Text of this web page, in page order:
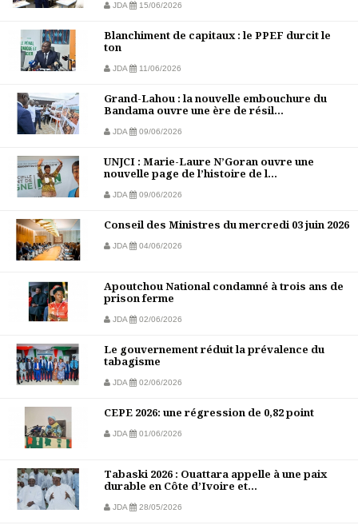
JDA 15/06/2026
Blanchiment de capitaux : le PPEF durcit le
ton
JDA 11/06/2026
Grand-Lahou : la nouvelle embouchure du
Bandama ouvre une ère de résil...
JDA 09/06/2026
UNJCI : Marie-Laure N’Goran ouvre une
nouvelle page de l’histoire de l...
JDA 09/06/2026
Conseil des Ministres du mercredi 03 juin 2026
JDA 04/06/2026
Apoutchou National condamné à trois ans de
prison ferme
JDA 02/06/2026
Le gouvernement réduit la prévalence du
tabagisme
JDA 02/06/2026
CEPE 2026: une régression de 0,82 point
JDA 01/06/2026
Tabaski 2026 : Ouattara appelle à une paix
durable en Côte d’Ivoire et...
JDA 28/05/2026